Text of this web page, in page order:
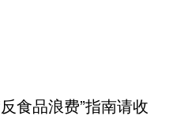
食品浪费”指南请收